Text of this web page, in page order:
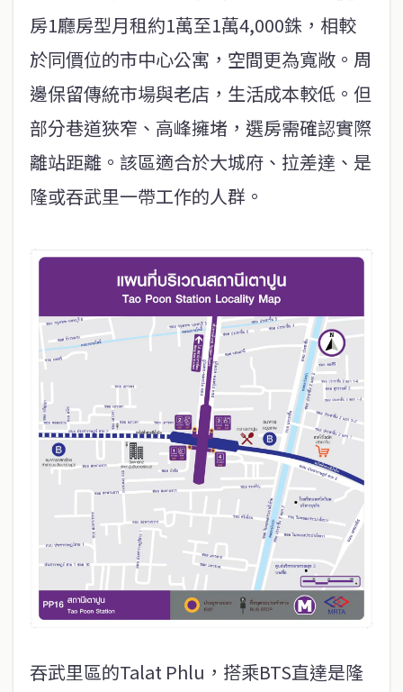
房1廳房型月租約1萬至1萬4,000銖，相較
於同價位的市中心公寓，空間更為寬敞。周
邊保留傳統市場與老店，生活成本較低。但
部分巷道狹窄、高峰擁堵，選房需確認實際
離站距離。該區適合於大城府、拉差達、是
隆或吞武里一帶工作的人群。
吞武里區的Talat Phlu，搭乘BTS直達是隆